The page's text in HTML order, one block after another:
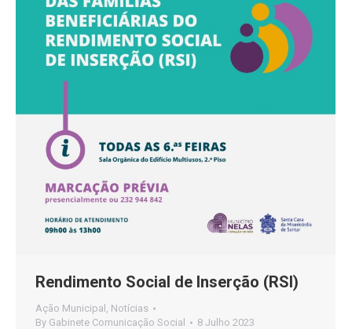
Rendimento Social de Inserção (RSI)
Ação Municipal , Notícias
By Gabinete Comunicação Social 8 Julho 2023